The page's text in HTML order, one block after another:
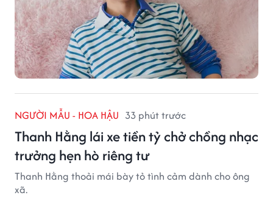
NGƯỜI MẪU - HOA HẬU 33 phút trước
Thanh Hằng lái xe tiền tỷ chở chồng nhạc
trưởng hẹn hò riêng tư
Thanh Hằng thoải mái bày tỏ tình cảm dành cho ông
xã.